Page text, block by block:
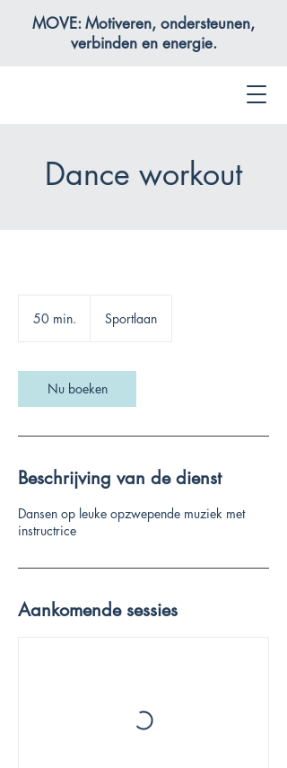
MOVE: Motiveren, ondersteunen,
verbinden en energie.
Dance workout
50 min.
i
n
.
Sportlaan
Nu boeken
Beschrijving van de dienst
Dansen op leuke opzwepende muziek met
instructrice
Aankomende sessies